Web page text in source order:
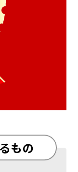
もの